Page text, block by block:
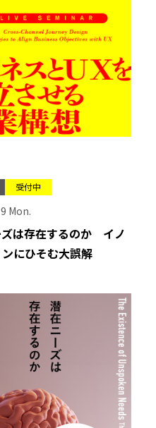
受付中
Mon.
は存在するのか イノ
にひそむ大誤解